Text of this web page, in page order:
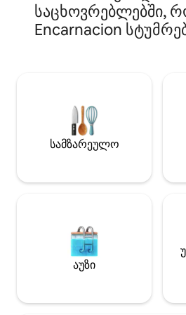
საცხოვრებლებში,
Encarnacion
სამზარეულო
აუზი